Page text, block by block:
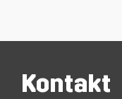
Kon­takt